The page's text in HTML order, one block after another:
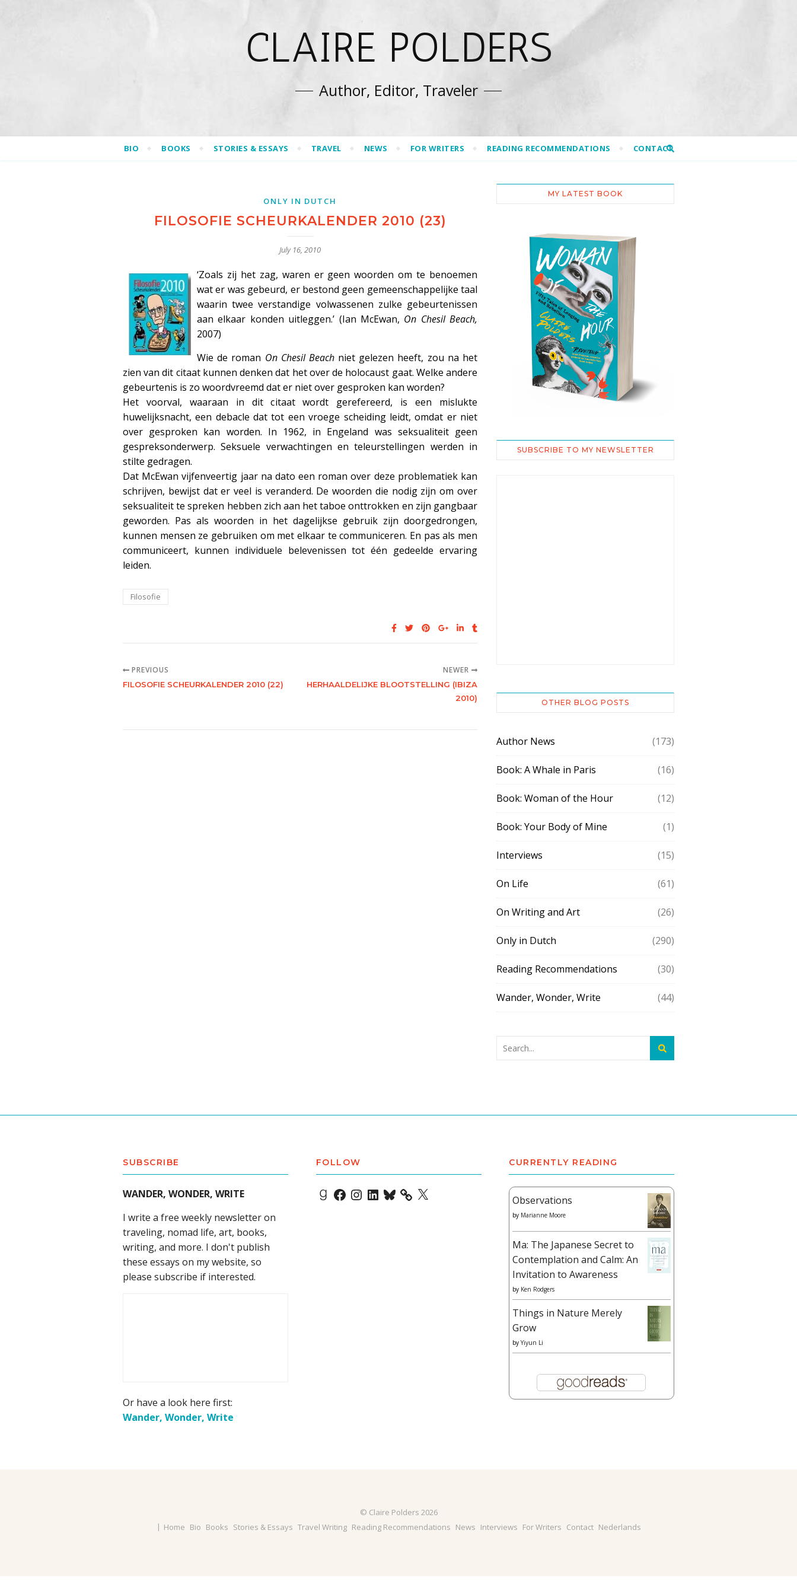
CLAIRE POLDERS
Author, Editor, Traveler
BIO BOOKS STORIES & ESSAYS TRAVEL NEWS FOR WRITERS READING RECOMMENDATIONS CONTACT
ONLY IN DUTCH
FILOSOFIE SCHEURKALENDER 2010 (23)
July 16, 2010
‘Zoals zij het zag, waren er geen woorden om te benoemen
wat er was gebeurd, er bestond geen gemeenschappelijke taal
waarin twee verstandige volwassenen zulke gebeurtenissen
aan elkaar konden uitleggen.’ (Ian McEwan, On Chesil Beach,
2007)
Wie de roman On Chesil Beachniet gelezen heeft, zou na het
zien van dit citaat kunnen denken dat het over de holocaust gaat. Welke andere
gebeurtenis is zo woordvreemd dat er niet over gesproken kan worden?
Het voorval, waaraan in dit citaat wordt gerefereerd, is een mislukte
huwelijksnacht, een debacle dat tot een vroege scheiding leidt, omdat er niet
over gesproken kan worden. In 1962, in Engeland was seksualiteit geen
gespreksonderwerp. Seksuele verwachtingen en teleurstellingen werden in
stilte gedragen.
Dat McEwan vijfenveertig jaar na dato een roman over deze problematiek kan
schrijven, bewijst dat er veel is veranderd. De woorden die nodig zijn om over
seksualiteit te spreken hebben zich aan het taboe onttrokken en zijn gangbaar
geworden. Pas als woorden in het dagelijkse gebruik zijn doorgedrongen,
kunnen mensen ze gebruiken om met elkaar te communiceren. En pas als men
communiceert, kunnen individuele belevenissen tot één gedeelde ervaring
leiden.
Filosofie
PREVIOUS
FILOSOFIE SCHEURKALENDER 2010 (22)
NEWER
HERHAALDELIJKE BLOOTSTELLING (IBIZA
2010)
MY LATEST BOOK
SUBSCRIBE TO MY NEWSLETTER
OTHER BLOG POSTS
Author News (173)
Book: A Whale in Paris (16)
Book: Woman of the Hour (12)
Book: Your Body of Mine (1)
Interviews (15)
On Life (61)
On Writing and Art (26)
Only in Dutch (290)
Reading Recommendations (30)
Wander, Wonder, Write (44)
SUBSCRIBE
WANDER, WONDER, WRITE
I write a free weekly newsletter on
traveling, nomad life, art, books,
writing, and more. I don't publish
these essays on my website, so
please subscribe if interested.
Or have a look here first:
Wander, Wonder, Write
FOLLOW
Goodreads
Facebook
Instagram
LinkedIn
Bluesky X
CURRENTLY READING
Observations
by Marianne Moore
Ma: The Japanese Secret to
Contemplation and Calm: An
Invitation to Awareness
by Ken Rodgers
Things in Nature Merely
Grow
by Yiyun Li
© Claire Polders 2026
Home Bio Books Stories & Essays Travel Writing Reading Recommendations News Interviews For Writers Contact Nederlands